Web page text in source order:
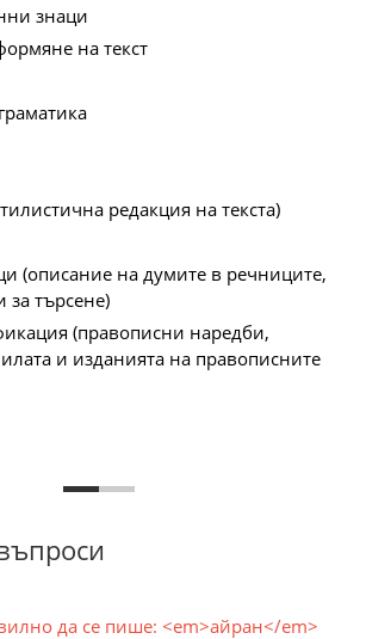
знаци
на текст
редакция на текста)
(описание на думите в речниците,
за търсене)
(правописни наредби,
и изданията на правописните
да се пише: <em>айран</em>